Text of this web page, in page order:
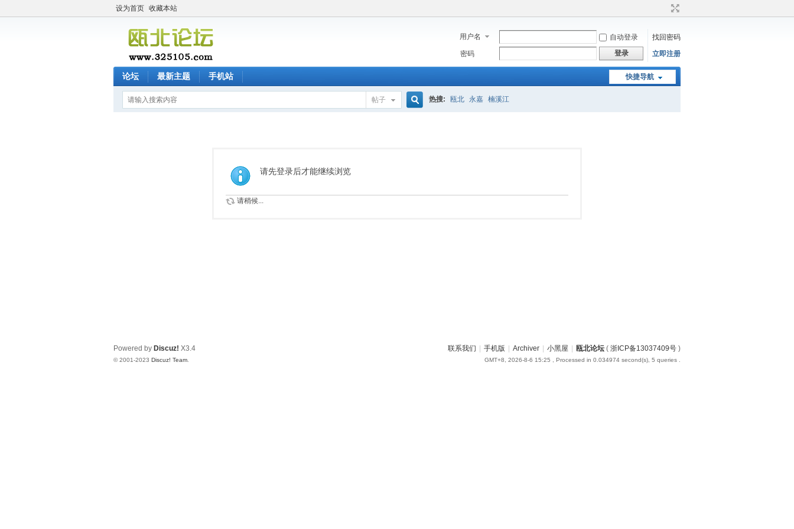
设为首页 收藏本站
用户名 自动登录
找回密码
密码
登录 立即注册
快捷导航
论坛 最新主题 手机站
帖子 热搜: 瓯北 永嘉 楠溪江
请先登录后才能继续浏览
请稍候...
联系我们 手机版 Archiver 小黑屋 瓯北论坛 ( 浙ICP备13037409号 )
GMT+8, 2026-8-6 15:25 , Processed in 0.034974 second(s), 5 queries .
Powered by Discuz! X3.4
© 2001-2023 Discuz! Team